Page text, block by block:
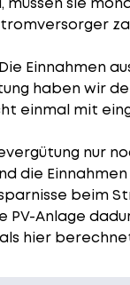
Einnahmen
haben wir
einmal mit
nur
die
beim
PV-Anlage
hier